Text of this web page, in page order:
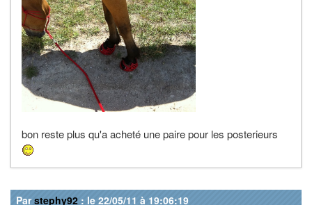
bon reste plus qu'a acheté une paire pour les posterieurs
Parstephy92 : le 22/05/11 à 19:06:19